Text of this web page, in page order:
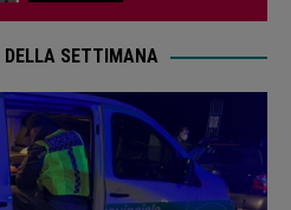
DELLA SETTIMANA